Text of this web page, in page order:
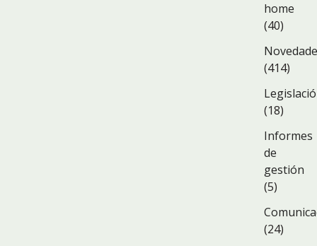
home
(40)
(414)
(18)
Informes
de
gestión
(5)
(24)